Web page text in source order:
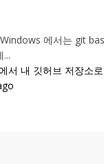
에서는 git
서 내 깃허브 저장소